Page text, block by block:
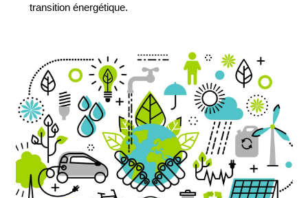
transition énergétique.